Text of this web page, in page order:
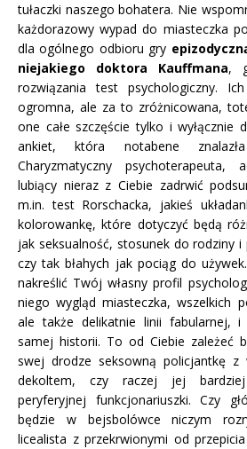
tułaczki naszego bohatera. Nie
każdorazowy wypad do miasteczka
dla ogólnego odbioru gry
niejakiego doktora Kauffmana,
rozwiązania test psychologiczny.
ogromna, ale za to zróżnicowana,
one całe szczęście tylko i wyłącznie
ankiet, która notabene
Charyzmatyczny psychoterapeuta,
lubiący nieraz z Ciebie zadrwić
m.in. test Rorschacka, jakieś
kolorowankę, które dotyczyć będą
jak seksualność, stosunek do rodziny i
czy tak błahych jak pociąg do
nakreślić Twój własny profil
niego wygląd miasteczka, wszelkich
ale także delikatnie linii fabularnej,
samej historii. To od Ciebie zależeć
swej drodze seksowną policjantkę z
dekoltem, czy raczej jej
peryferyjnej funkcjonariuszki. Czy
będzie w bejsbolówce niczym
licealista z przekrwionymi od